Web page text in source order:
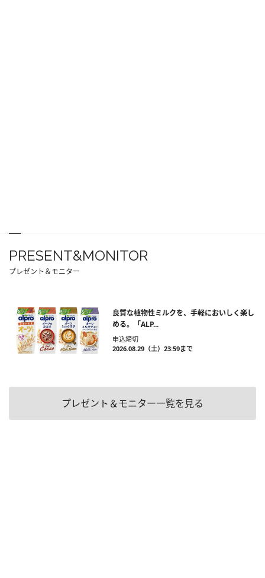
PRESENT&MONITOR
プレゼント＆モニター
良質な植物性ミルクを、手軽においしく楽し
める。「ALP...
申込締切
2026.08.29（土）23:59まで
プレゼント＆モニター一覧を見る